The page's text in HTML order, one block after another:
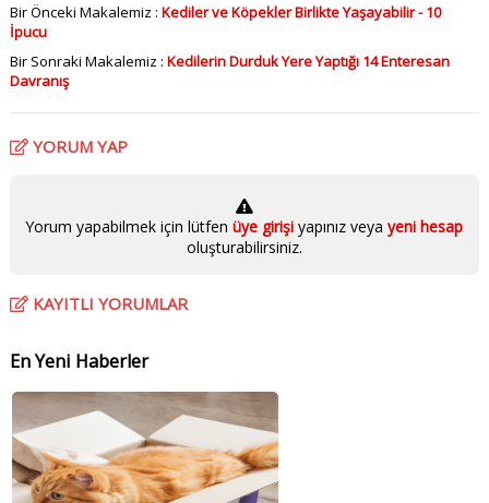
Bir Önceki Makalemiz : Kediler ve Köpekler Birlikte Yaşayabilir - 10
İpucu
Bir Sonraki Makalemiz : Kedilerin Durduk Yere Yaptığı 14 Enteresan
Davranış
YORUM YAP
Yorum yapabilmek için lütfenüye girişiyapınız veya yeni hesap
oluşturabilirsiniz.
KAYITLI YORUMLAR
En Yeni Haberler